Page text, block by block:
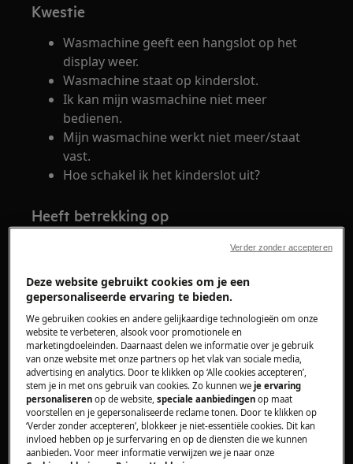
Kwestie
Wasmachine geeft een hangslot op het
display weer.
Wasmachine staat op kinderslot.
Ik kan mijn wasmachine niet meer
bedienen.
Mijn wasmachine werkt niet meer/staat
vast.
Hoe schakel ik het kinderslot uit?
Heeft betrekking op
Oplossing
Een hangslot op het display betekent dat het
kinderslot is geactiveerd.
Als het kinderslot is ingeschakeld, kan je geen
andere handeling meer uitvoeren dan de
wasmachine aan- of uitzetten.
Er bestaat een grote verscheidenheid aan
bedieningspanelen/weergaveconfiguraties.
Deze website gebruikt cookies om je een
gepersonaliseerde ervaring te bieden.
We gebruiken cookies en andere gelijkaardige technologieën om onze
website te verbeteren, alsook voor promotionele en
marketingdoeleinden. Daarnaast delen we informatie over je gebruik
van onze website met onze partners op het vlak van sociale media,
advertising en analytics. Door te klikken op ‘Alle cookies accepteren’,
stem je in met ons gebruik van cookies. Zo kunnen weje ervaring
personaliseren op de website,speciale aanbiedingen op maat
voorstellen en je gepersonaliseerde reclame tonen. Door te klikken op
‘Verder zonder accepteren’, blokkeer je niet-essentiële cookies. Dit kan
invloed hebben op je surfervaring en op de diensten die we kunnen
aanbieden. Voor meer informatie verwijzen we je naar onze
Verder zonder accepteren